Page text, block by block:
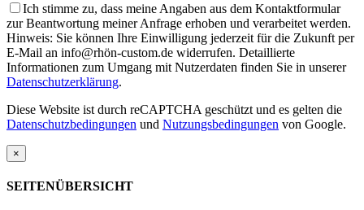
Ich stimme zu, dass meine Angaben aus dem Kontaktformular
zur Beantwortung meiner Anfrage erhoben und verarbeitet werden.
Hinweis: Sie können Ihre Einwilligung jederzeit für die Zukunft per
E-Mail an info@rhön-custom.de widerrufen. Detaillierte
Informationen zum Umgang mit Nutzerdaten finden Sie in unserer
Datenschutzerklärung.
Diese Website ist durch reCAPTCHA geschützt und es gelten die
Datenschutzbedingungen und Nutzungsbedingungen von Google.
×
SEITENÜBERSICHT